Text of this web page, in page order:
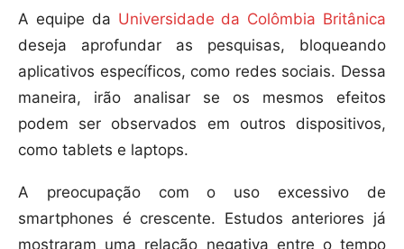
A equipe da Universidade da Colômbia Britânica
deseja aprofundar as pesquisas, bloqueando
aplicativos específicos, como redes sociais. Dessa
maneira, irão analisar se os mesmos efeitos
podem ser observados em outros dispositivos,
como tablets e laptops.
A preocupação com o uso excessivo de
smartphones é crescente. Estudos anteriores já
mostraram uma relação negativa entre o tempo